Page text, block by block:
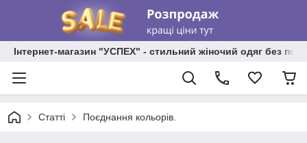
Інтернет-магазин "УСПЕХ" - стильний жіночий одяг без
Статті Поєднання кольорів.